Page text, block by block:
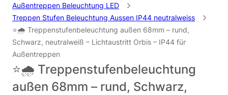
Außentreppen Beleuchtung LED
Treppen Stufen Beleuchtung Aussen IP44 neutralweiss
⭐🌧️ Treppenstufenbeleuchtung außen 68mm – rund,
Schwarz, neutralweiß – Lichtaustritt Orbis – IP44 für
Außentreppen
⭐🌧️ Treppenstufenbeleuchtung
außen 68mm – rund, Schwarz,